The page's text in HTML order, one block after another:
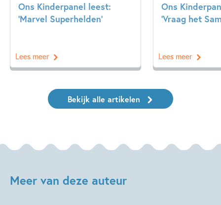
Ons Kinderpanel leest:
‘Marvel Superhelden’
Lees meer
Ons
‘Vraag het
Lees meer
Bekijk alle artikelen
Meer van deze auteur